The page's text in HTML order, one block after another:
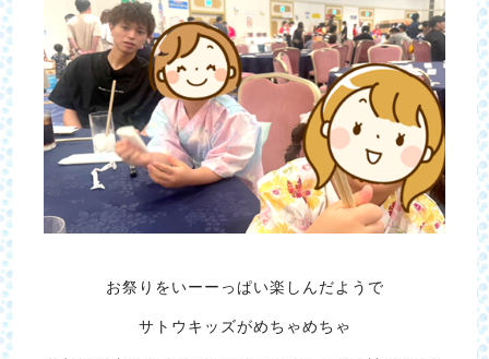
お祭りをいーーっぱい楽しんだようで
サトウキッズがめちゃめちゃ